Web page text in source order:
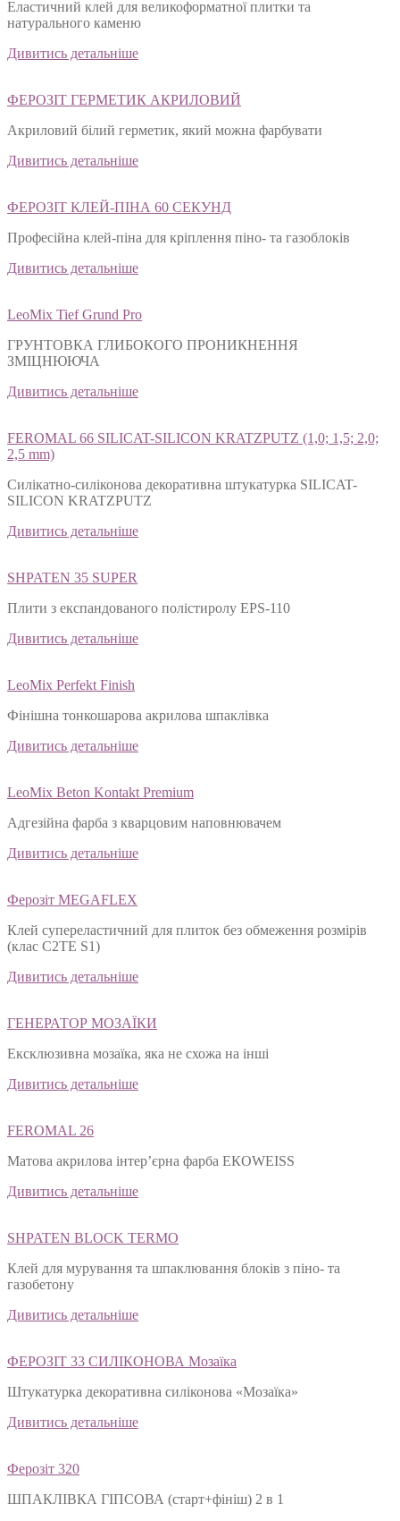
Еластичний клей для великоформатної плитки та
натурального каменю
Дивитись детальніше
ФЕРОЗІТ ГЕРМЕТИК АКРИЛОВИЙ
Акриловий білий герметик, який можна фарбувати
Дивитись детальніше
ФЕРОЗІТ КЛЕЙ-ПІНА 60 СЕКУНД
Професійна клей-піна для кріплення піно- та газоблоків
Дивитись детальніше
LeoMix Tief Grund Pro
ГРУНТОВКА ГЛИБОКОГО ПРОНИКНЕННЯ
ЗМІЦНЮЮЧА
Дивитись детальніше
FEROMAL 66 SILICAT-SILICON KRATZPUTZ (1,0; 1,5; 2,0;
2,5 mm)
Силікатно-силіконова декоративна штукатурка SILICAT-
SILICON KRATZPUTZ
Дивитись детальніше
SHPATEN 35 SUPER
Плити з експандованого полістиролу EPS-110
Дивитись детальніше
LeoMix Perfekt Finish
Фінішна тонкошарова акрилова шпаклівка
Дивитись детальніше
LeoMix Beton Kontakt Premium
Адгезійна фарба з кварцовим наповнювачем
Дивитись детальніше
Ферозіт MEGAFLEX
Клей супереластичний для плиток без обмеження розмірів
(клас С2ТЕ S1)
Дивитись детальніше
ГЕНЕРАТОР МОЗАЇКИ
Ексклюзивна мозаїка, яка не схожа на інші
Дивитись детальніше
FEROMAL 26
Матова акрилова інтер’єрна фарба ЕКОWEISS
Дивитись детальніше
SHPATEN BLOСK TERMO
Клей для мурування та шпаклювання блоків з піно- та
газобетону
Дивитись детальніше
ФЕРОЗІТ 33 СИЛІКОНОВА Мозаїка
Штукатурка декоративна силіконова «Мозаїка»
Дивитись детальніше
Ферозіт 320
ШПАКЛІВКА ГІПСОВА (старт+фініш) 2 в 1